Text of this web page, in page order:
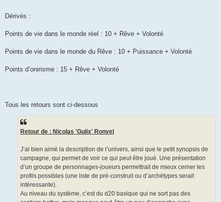
Dérivés :
Points de vie dans le monde réel : 10 + Rêve + Volonté
Points de vie dans le monde du Rêve : 10 + Puissance + Volonté
Points d’onirisme : 15 + Rêve + Volonté
Tous les retours sont ci-dessous
Retour de : Nicolas 'Gulix' Ronvel
J’ai bien aimé la description de l’univers, ainsi que le petit synopsis de
campagne, qui permet de voir ce qui peut être joué. Une présentation
d’un groupe de personnages-joueurs permettrait de mieux cerner les
profils possibles (une liste de pré-construit ou d’archétypes serait
intéressante).
Au niveau du système, c’est du d20 basique qui ne sort pas des